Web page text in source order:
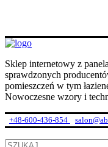
Sklep internetowy z
sprawdzonych
pomieszczeń w tym
Nowoczesne wzory i
+48-600-436-854